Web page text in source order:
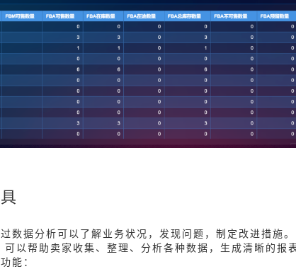
数据分析可以了解业务状况，发现问题，制定改进措施。
以帮助卖家收集、整理、分析各种数据，生成清晰的报
能：